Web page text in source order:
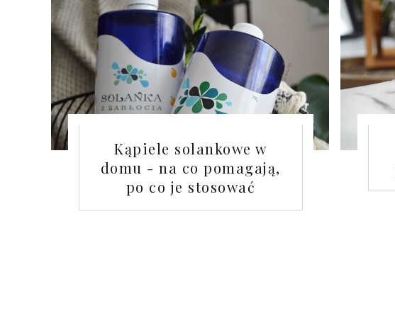
Kąpiele solankowe w
domu - na co pomagają,
po co je stosować